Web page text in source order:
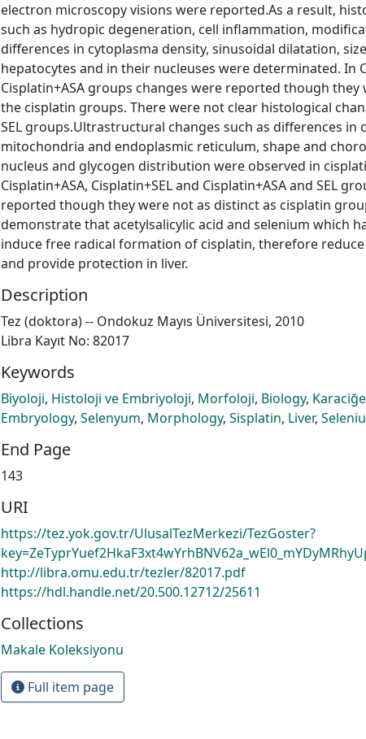
electron microscopy visions were reported.As a result,
such as hydropic degeneration, cell inflammation,
differences in cytoplasma density, sinusoidal dilatation,
hepatocytes and in their nucleuses were determinated. In
Cisplatin+ASA groups changes were reported though they
the cisplatin groups. There were not clear histological
SEL groups.Ultrastructural changes such as differences
mitochondria and endoplasmic reticulum, shape and
nucleus and glycogen distribution were observed in
Cisplatin+ASA, Cisplatin+SEL and Cisplatin+ASA and SEL
reported though they were not as distinct as cisplatin
demonstrate that acetylsalicylic acid and selenium which
induce free radical formation of cisplatin, therefore
and provide protection in liver.
Description
Tez (doktora) -- Ondokuz Mayıs Üniversitesi, 2010
Libra Kayıt No: 82017
Keywords
Biyoloji, Histoloji ve Embriyoloji, Morfoloji, Biology,
Embryology, Selenyum, Morphology, Sisplatin, Liver,
End Page
143
URI
https://tez.yok.gov.tr/UlusalTezMerkezi/TezGoster?
http://libra.omu.edu.tr/tezler/82017.pdf
https://hdl.handle.net/20.500.12712/25611
Collections
Makale Koleksiyonu
Full item page